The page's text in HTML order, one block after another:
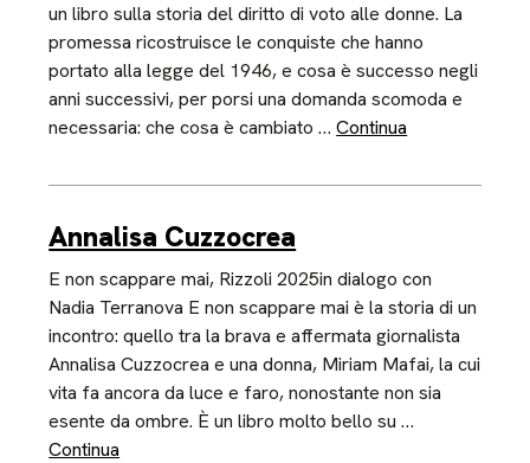
un libro sulla storia del diritto di voto alle donne. La
promessa ricostruisce le conquiste che hanno
portato alla legge del 1946, e cosa è successo negli
anni successivi, per porsi una domanda scomoda e
necessaria: che cosa è cambiato …Continua
Annalisa Cuzzocrea
E non scappare mai, Rizzoli 2025in dialogo con
Nadia Terranova E non scappare mai è la storia di un
incontro: quello tra la brava e affermata giornalista
Annalisa Cuzzocrea e una donna, Miriam Mafai, la cui
vita fa ancora da luce e faro, nonostante non sia
esente da ombre. È un libro molto bello su …
Continua